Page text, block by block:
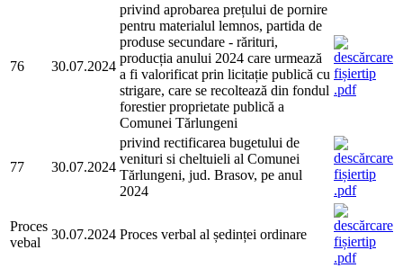
76 30.07.2024
privind aprobarea prețului de pornire
pentru materialul lemnos, partida de
produse secundare - rărituri,
producția anului 2024 care urmează
a fi valorificat prin licitație publică cu
strigare, care se recoltează din fondul
forestier proprietate publică a
Comunei Tărlungeni
77 30.07.2024
privind rectificarea bugetului de
venituri si cheltuieli al Comunei
Tărlungeni, jud. Brasov, pe anul
2024
Proces
vebal
30.07.2024 Proces verbal al ședinței ordinare